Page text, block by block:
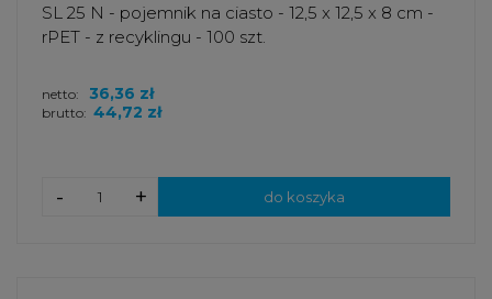
SL 25 N - pojemnik na ciasto - 12,5 x 12,5 x 8 cm -
rPET - z recyklingu - 100 szt.
brutto: 44,72 zł
netto: 36,36 zł
+
- do koszyka